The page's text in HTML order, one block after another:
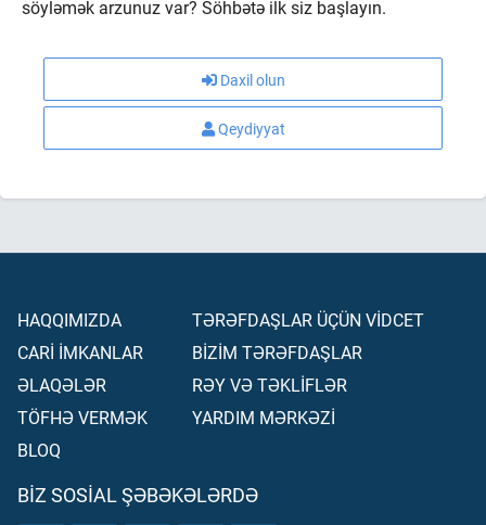
söyləmək arzunuz var? Söhbətə ilk siz başlayın.
Daxil olun
Qeydiyyat
HAQQIMIZDA
CARİ İMKANLAR
ƏLAQƏLƏR
TÖFHƏ VERMƏK
BLOQ
TƏRƏFDAŞLAR ÜÇÜN VİDCET
BİZİM TƏRƏFDAŞLAR
RƏY VƏ TƏKLİFLƏR
YARDIM MƏRKƏZİ
BIZ SOSIAL ŞƏBƏKƏLƏRDƏ